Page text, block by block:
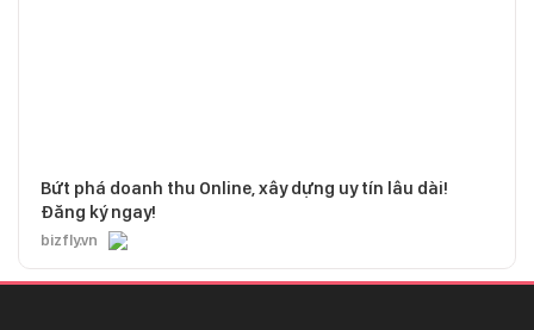
Bứt phá doanh thu Online, xây dựng uy tín lâu dài!
Đăng ký ngay!
bizfly.vn